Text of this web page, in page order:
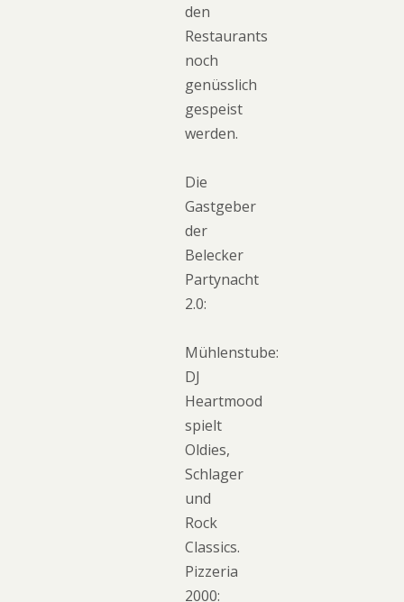
den
Restaurants
noch
genüsslich
gespeist
werden.
Die
Gastgeber
der
Belecker
Partynacht
2.0:
Mühlenstube:
DJ
Heartmood
spielt
Oldies,
Schlager
und
Rock
Classics.
Pizzeria
2000: